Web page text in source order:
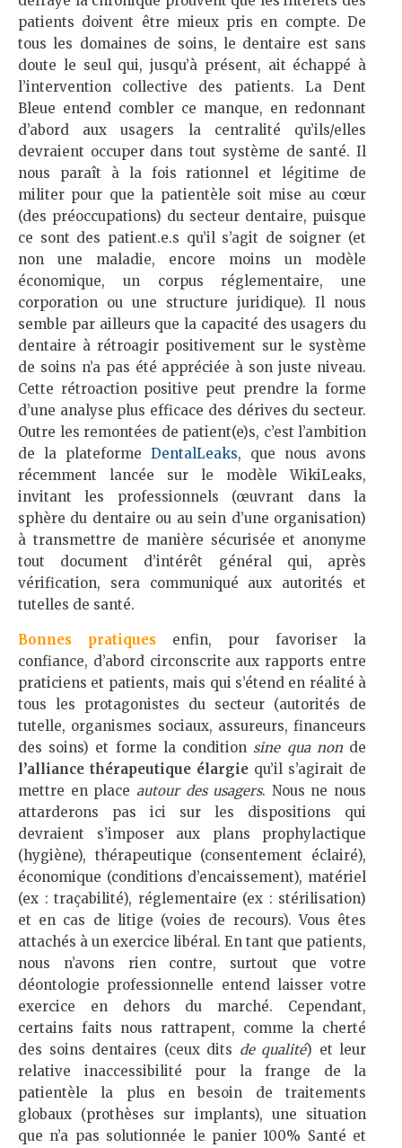
patients doivent être mieux pris en compte. De
tous les domaines de soins, le dentaire est sans
doute le seul qui, jusqu’à présent, ait échappé à
l’intervention collective des patients. La Dent
Bleue entend combler ce manque, en redonnant
d’abord aux usagers la centralité qu’ils/elles
devraient occuper dans tout système de santé. Il
nous paraît à la fois rationnel et légitime de
militer pour que la patientèle soit mise au cœur
(des préoccupations) du secteur dentaire, puisque
ce sont des patient.e.s qu’il s’agit de soigner (et
non une maladie, encore moins un modèle
économique, un corpus réglementaire, une
corporation ou une structure juridique). Il nous
semble par ailleurs que la capacité des usagers du
dentaire à rétroagir positivement sur le système
de soins n’a pas été appréciée à son juste niveau.
Cette rétroaction positive peut prendre la forme
d’une analyse plus efficace des dérives du secteur.
Outre les remontées de patient(e)s, c’est l’ambition
de la plateforme DentalLeaks, que nous avons
récemment lancée sur le modèle WikiLeaks,
invitant les professionnels (œuvrant dans la
sphère du dentaire ou au sein d’une organisation)
à transmettre de manière sécurisée et anonyme
tout document d’intérêt général qui, après
vérification, sera communiqué aux autorités et
tutelles de santé.
Bonnes pratiques enfin, pour favoriser la
confiance, d’abord circonscrite aux rapports entre
praticiens et patients, mais qui s’étend en réalité à
tous les protagonistes du secteur (autorités de
tutelle, organismes sociaux, assureurs, financeurs
des soins) et forme la condition sine qua nonde
l’alliance thérapeutique élargie qu’il s’agirait de
mettre en place autour des usagers. Nous ne nous
attarderons pas ici sur les dispositions qui
devraient s’imposer aux plans prophylactique
(hygiène), thérapeutique (consentement éclairé),
économique (conditions d’encaissement), matériel
(ex : traçabilité), réglementaire (ex : stérilisation)
et en cas de litige (voies de recours). Vous êtes
attachés à un exercice libéral. En tant que patients,
nous n’avons rien contre, surtout que votre
déontologie professionnelle entend laisser votre
exercice en dehors du marché. Cependant,
certains faits nous rattrapent, comme la cherté
des soins dentaires (ceux dits de qualité) et leur
relative inaccessibilité pour la frange de la
patientèle la plus en besoin de traitements
globaux (prothèses sur implants), une situation
que n’a pas solutionnée le panier 100% Santé et